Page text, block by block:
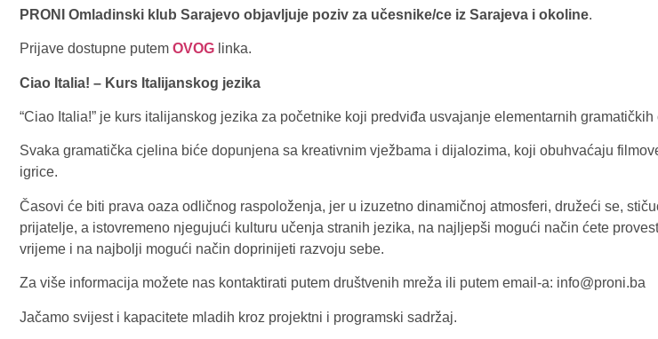
PRONI Omladinski klub Sarajevo objavljuje poziv za učesnike/ce iz Sarajeva i okoline.
Prijave dostupne putem OVOG linka.
Ciao Italia! – Kurs Italijanskog jezika
“Ciao Italia!” je kurs italijanskog jezika za početnike koji predviđa usvajanje elementarnih gramatičkih
Svaka gramatička cjelina biće dopunjena sa kreativnim vježbama i dijalozima, koji obuhvaćaju
igrice.
Časovi će biti prava oaza odličnog raspoloženja, jer u izuzetno dinamičnoj atmosferi, družeći se,
prijatelje, a istovremeno njegujući kulturu učenja stranih jezika, na najljepši mogući način ćete
vrijeme i na najbolji mogući način doprinijeti razvoju sebe.
Za više informacija možete nas kontaktirati putem društvenih mreža ili putem email-a: info@proni.ba
Jačamo svijest i kapacitete mladih kroz projektni i programski sadržaj.